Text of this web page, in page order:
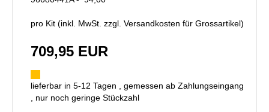
pro Kit (inkl. MwSt. zzgl. Versandkosten für Grossartikel)
709,95 EUR
lieferbar in 5-12 Tagen , gemessen ab Zahlungseingang
, nur noch geringe Stückzahl